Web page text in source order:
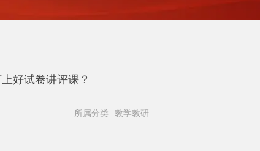
好试卷讲评课？
所属分类: 教学教研